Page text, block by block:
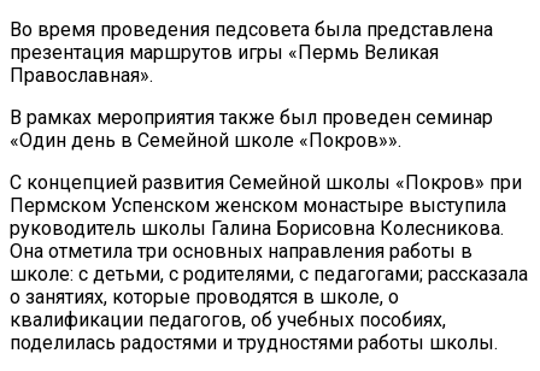
Во время проведения педсовета была представлена
презентация маршрутов игры «Пермь Великая
Православная».
В рамках мероприятия также был проведен семинар
«Один день в Семейной школе «Покров»».
С концепцией развития Семейной школы «Покров» при
Пермском Успенском женском монастыре выступила
руководитель школы Галина Борисовна Колесникова.
Она отметила три основных направления работы в
школе: с детьми, с родителями, с педагогами; рассказала
о занятиях, которые проводятся в школе, о
квалификации педагогов, об учебных пособиях,
поделилась радостями и трудностями работы школы.